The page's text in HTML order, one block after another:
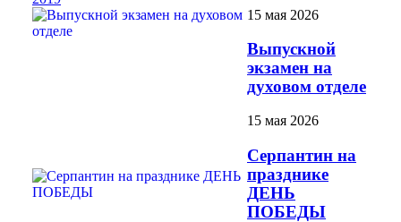
15 мая 2026
Выпускной
экзамен на
духовом отделе
15 мая 2026
Серпантин на
празднике
ДЕНЬ
ПОБЕДЫ